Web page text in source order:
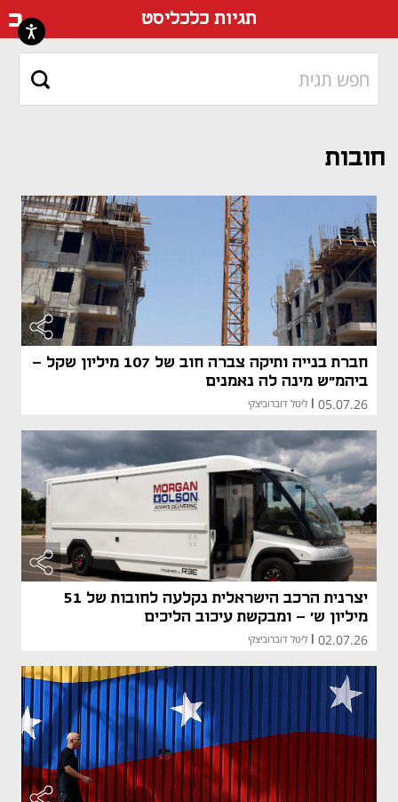
תגיות כלכליסט
חובות
חברת בנייה ותיקה צברה חוב של 107 מיליון שקל -
ביהמ"ש מינה לה נאמנים
05.07.26 ליטל דוברוביצקי
יצרנית הרכב הישראלית נקלעה לחובות של 51
מיליון ש' - ומבקשת עיכוב הליכים
02.07.26 ליטל דוברוביצקי